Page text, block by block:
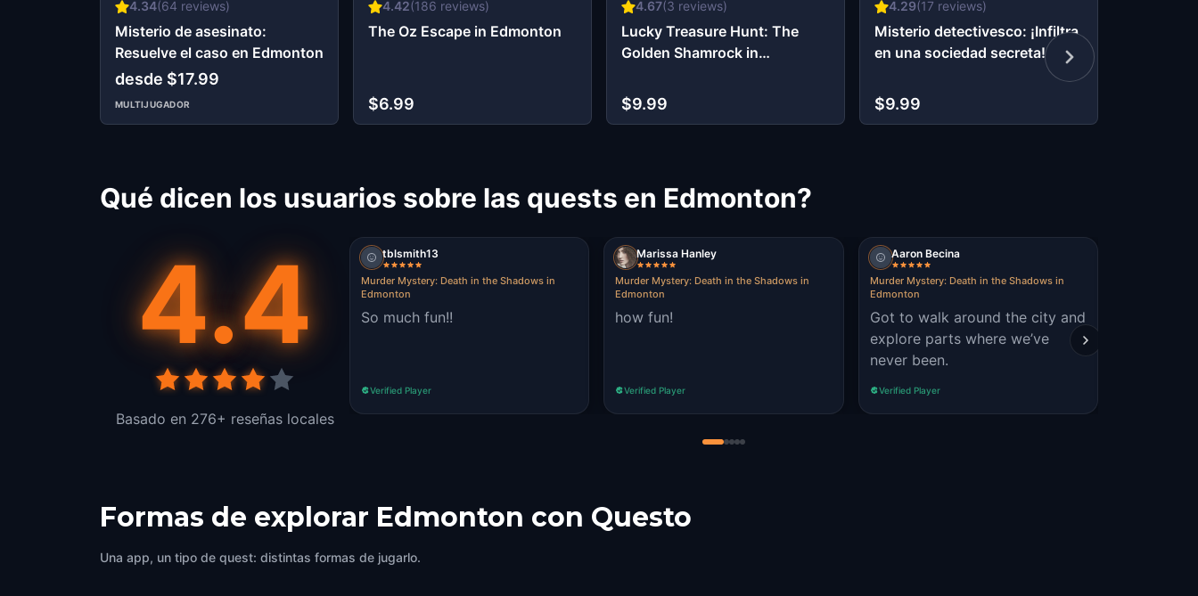
4.34(64 reviews)
Misterio de asesinato:
Resuelve el caso en Edmonton
desde $17.99
MULTIJUGADOR
4.42(186 reviews)
The Oz Escape in Edmonton
$6.99
4.67(3 reviews)
Lucky Treasure Hunt: The
Golden Shamrock in
$9.99
4.29(17 reviews)
Misterio detectivesco: ¡Infiltra
en una sociedad secreta!
$9.99
Qué dicen los usuarios sobre las quests en Edmonton?
4.4
Basado en 276+ reseñas locales
tblsmith13
Murder Mystery: Death in the Shadows in
Edmonton
So much fun!!
Verified Player
Marissa Hanley
Murder Mystery: Death in the Shadows in
Edmonton
how fun!
Verified Player
Aaron Becina
Murder Mystery: Death in the Shadows in
Edmonton
Got to walk around the city and
explore parts where we’ve
never been.
Verified Player
Formas de explorar Edmonton con Questo
Una app, un tipo de quest: distintas formas de jugarlo.